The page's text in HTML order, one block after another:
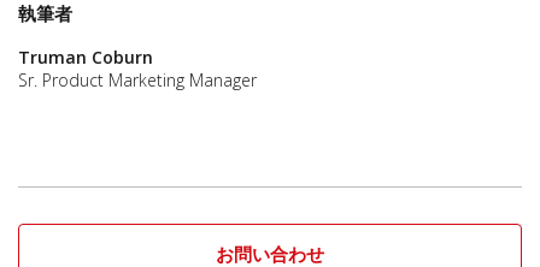
執筆者
Truman Coburn
Sr. Product Marketing Manager
お問い合わせ